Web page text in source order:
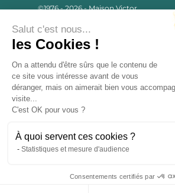
©1976 - 2026 - Maison Victor
Mentions légales
C.G.V.
Politique de confidentialité
FAQ
Livraisons
« L’abus d’alcool est dangereux pour la
modération. La vente d’alcool est
Salut c'est nous...
les Cookies !
On a attendu d'être sûrs que le contenu de
ce site vous intéresse avant de vous
déranger, mais on aimerait bien vous
visite...
C'est OK pour vous ?
À quoi servent ces cookies ?
Statistiques et mesure d'audience
Consentements certifiés par